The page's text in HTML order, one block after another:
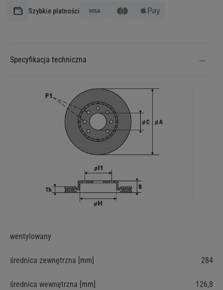
Szybkie płatności
Specyfikacja techniczna
informacji
wentylowany
średnica zewnętrzna [mm] 284
średnica wewnętrzna [mm] 126,8